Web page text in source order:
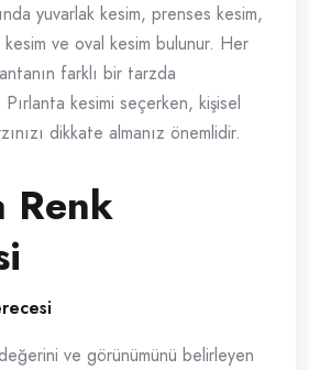
yuvarlak kesim, prenses kesim,
ve oval kesim bulunur. Her
farklı bir tarzda
Pırlanta kesimi seçerken, kişisel
dikkate almanız önemlidir.
Renk
ve görünümünü belirleyen